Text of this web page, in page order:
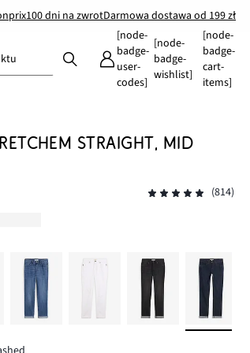
100 dni na zwrotDarmowa dostawa od 199 zł
[node-
badge-
user-
codes]
[node-
badge-
wishlist]
[node-
badge-
cart-
items]
STRAIGHT, MID
(814)